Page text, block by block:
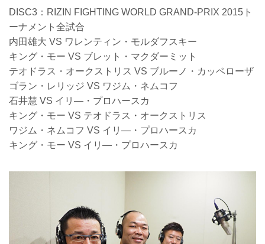
DISC3：RIZIN FIGHTING WORLD GRAND-PRIX 2015ト
ーナメント全試合
内田雄大 VS ワレンティン・モルダフスキー
キング・モー VS ブレット・マクダーミット
テオドラス・オークストリス VS ブルーノ・カッペローザ
ゴラン・レリッジ VS ワジム・ネムコフ
石井慧 VS イリ―・プロハースカ
キング・モー VS テオドラス・オークストリス
ワジム・ネムコフ VS イリ―・プロハースカ
キング・モー VS イリ―・プロハースカ